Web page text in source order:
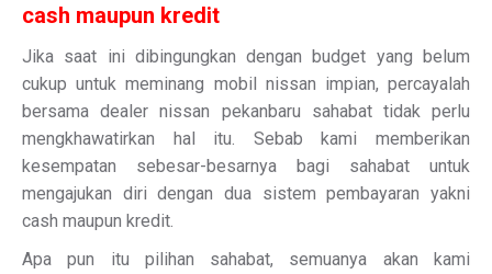
cash maupun kredit
Jika saat ini dibingungkan dengan budget yang belum
cukup untuk meminang mobil nissan impian, percayalah
bersama dealer nissan pekanbaru sahabat tidak perlu
mengkhawatirkan hal itu. Sebab kami memberikan
kesempatan sebesar-besarnya bagi sahabat untuk
mengajukan diri dengan dua sistem pembayaran yakni
cash maupun kredit.
Apa pun itu pilihan sahabat, semuanya akan kami